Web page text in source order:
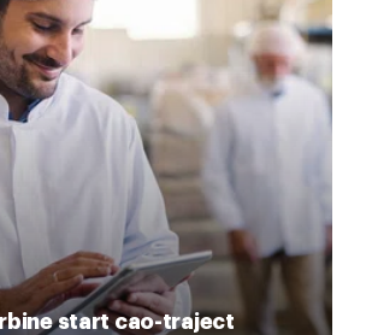
start cao-traject